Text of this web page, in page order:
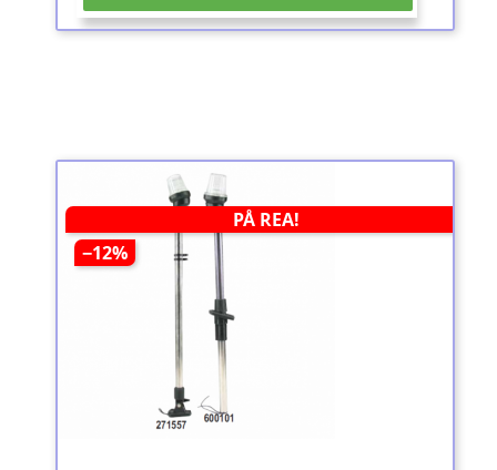
PÅ REA!
−12%